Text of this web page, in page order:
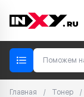
Главная / Тонер /